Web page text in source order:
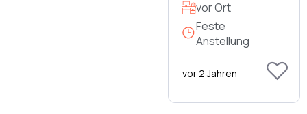
vor Ort
Feste
Anstellung
vor 2 Jahren